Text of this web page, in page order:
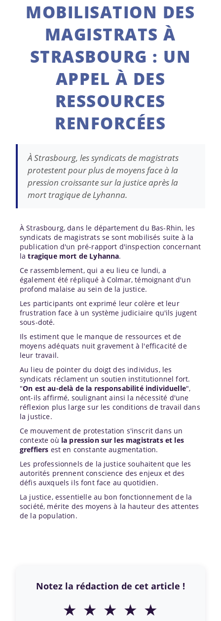
MOBILISATION DES
MAGISTRATS À
STRASBOURG : UN
APPEL À DES
RESSOURCES
RENFORCÉES
À Strasbourg, les syndicats de magistrats
protestent pour plus de moyens face à la
pression croissante sur la justice après la
mort tragique de Lyhanna.
À Strasbourg, dans le département du Bas-Rhin, les
syndicats de magistrats se sont mobilisés suite à la
publication d'un pré-rapport d'inspection concernant
latragique mort de Lyhanna.
Ce rassemblement, qui a eu lieu ce lundi, a
également été répliqué à Colmar, témoignant d'un
profond malaise au sein de la justice.
Les participants ont exprimé leur colère et leur
frustration face à un système judiciaire qu'ils jugent
sous-doté.
Ils estiment que le manque de ressources et de
moyens adéquats nuit gravement à l'efficacité de
leur travail.
Au lieu de pointer du doigt des individus, les
syndicats réclament un soutien institutionnel fort.
"On est au-delà de la responsabilité individuelle",
ont-ils affirmé, soulignant ainsi la nécessité d'une
réflexion plus large sur les conditions de travail dans
la justice.
Ce mouvement de protestation s'inscrit dans un
contexte où la pression sur les magistrats et les
greffiers est en constante augmentation.
Les professionnels de la justice souhaitent que les
autorités prennent conscience des enjeux et des
défis auxquels ils font face au quotidien.
La justice, essentielle au bon fonctionnement de la
société, mérite des moyens à la hauteur des attentes
de la population.
Notez la rédaction de cet article !
★ ★ ★ ★ ★